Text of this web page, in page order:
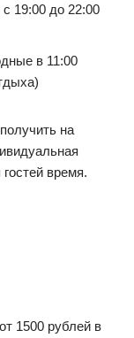
19:00 до 22:00
в 11:00
на
время.
1500 рублей в